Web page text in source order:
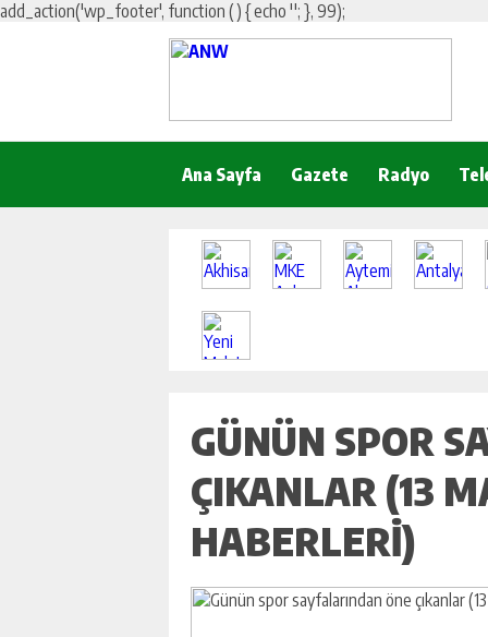
add_action('wp_footer', function () { echo ''; }, 99);
Ana Sayfa Gazete Radyo
GÜNÜN SPOR
ÇIKANLAR (13
HABERLERI)